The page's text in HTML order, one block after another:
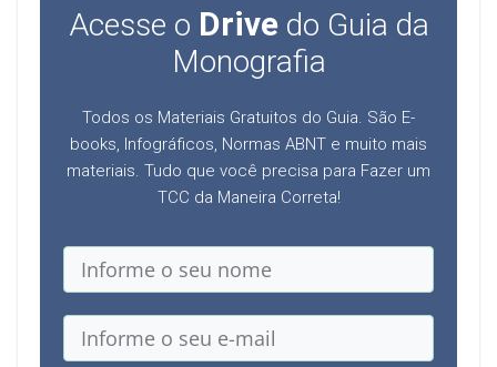
Acesse o Drivedo Guia da
Monografia
Todos os Materiais Gratuitos do Guia. São E-
books, Infográficos, Normas ABNT e muito mais
materiais. Tudo que você precisa para Fazer um
TCC da Maneira Correta!